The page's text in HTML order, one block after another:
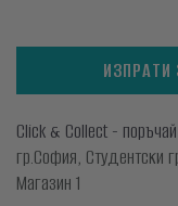
ИЗПРАТИ
Click & Collect -
гр.София, Студентски
Магазин 1